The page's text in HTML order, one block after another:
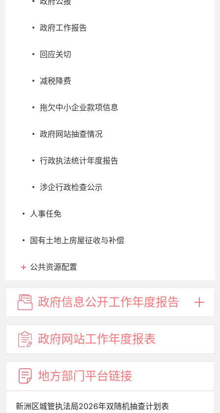
政府工作报告
回应关切
减税降费
拖欠中小企业款项信息
政府网站抽查情况
行政执法统计年度报告
涉企行政检查公示
人事任免
国有土地上房屋征收与补偿
公共资源配置
政府信息公开工作年度报告
政府网站工作年度报表
地方部门平台链接
新洲区城管执法局2026年双随机抽查计划表